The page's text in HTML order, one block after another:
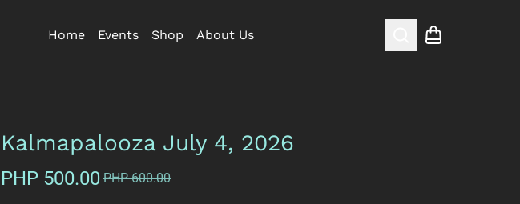
Home Events Shop
About Us
Search
Kalmapalooza July 4, 2026
PHP 500.00 PHP 600.00